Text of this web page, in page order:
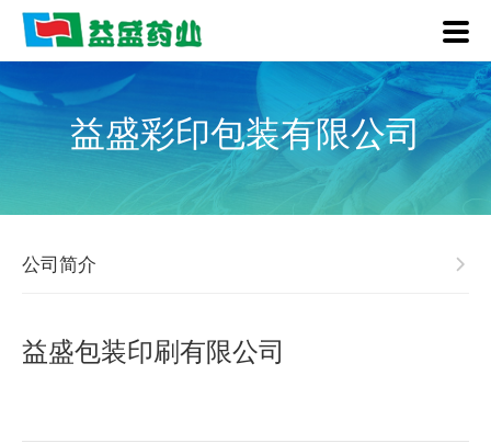
益盛彩印包装有限公司
公司简介
益盛包装印刷有限公司